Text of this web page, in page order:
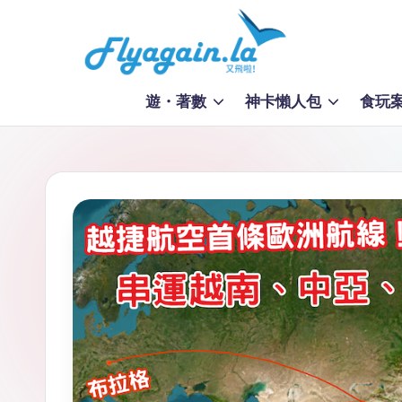
飛
啦
！
遊・著數 神卡懶人包 食玩